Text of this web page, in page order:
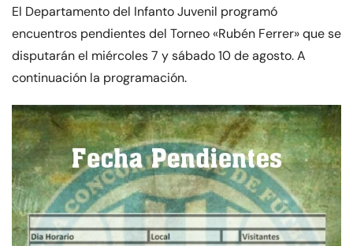
El Departamento del Infanto Juvenil programó
encuentros pendientes del Torneo «Rubén Ferrer» que se
disputarán el miércoles 7 y sábado 10 de agosto. A
continuación la programación.